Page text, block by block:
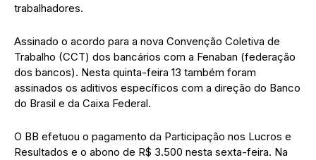
trabalhadores.
Assinado o acordo para a nova Convenção Coletiva de
Trabalho (CCT) dos bancários com a Fenaban (federação
dos bancos). Nesta quinta-feira 13 também foram
assinados os aditivos específicos com a direção do Banco
do Brasil e da Caixa Federal.
O BB efetuou o pagamento da Participação nos Lucros e
Resultados e o abono de R$ 3.500 nesta sexta-feira. Na